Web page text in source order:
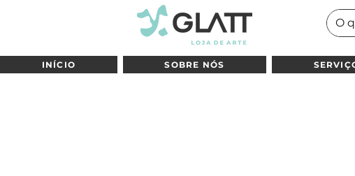
INÍCIO SOBRE NÓS